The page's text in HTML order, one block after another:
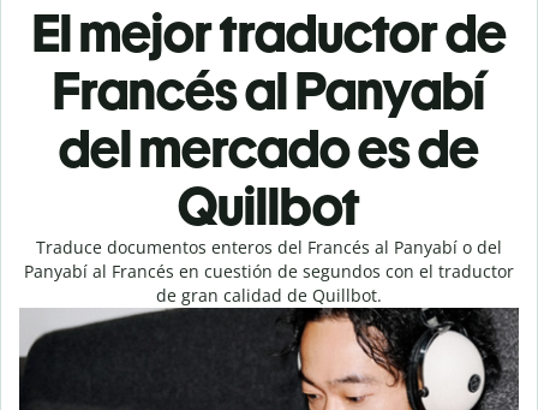
El mejor traductor de
Francés al Panyabí
del mercado es de
Quillbot
Traduce documentos enteros del Francés al Panyabí o del
Panyabí al Francés en cuestión de segundos con el traductor
de gran calidad de Quillbot.